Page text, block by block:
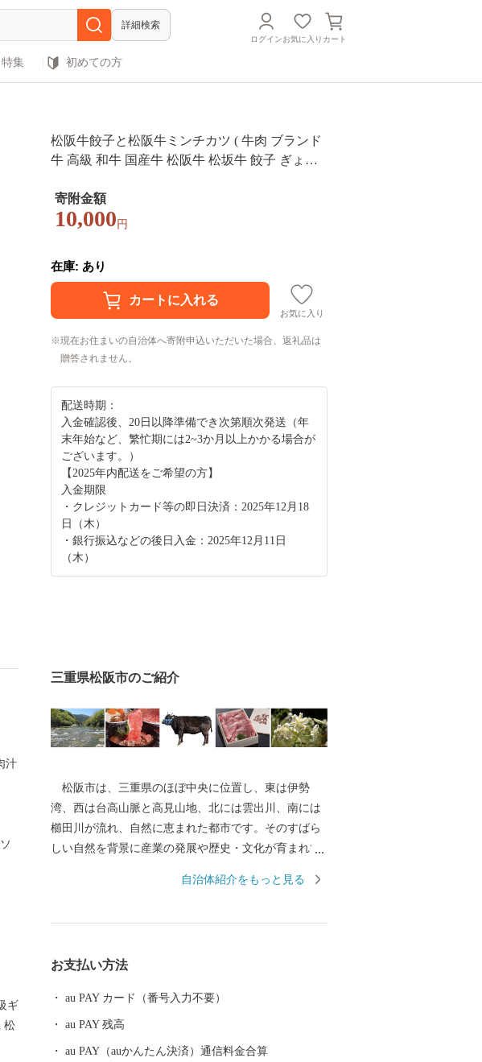
詳細検索
ログインお気に入り カート
特集 初めての方
松阪牛餃子と松阪牛ミンチカツ ( 牛肉 ブランド
牛 高級 和牛 国産牛 松阪牛 松坂牛 餃子 ぎょう
ツ メンチカツ 松阪牛ミンチカツ 冷凍 自宅用 贈
答 ギフト 松阪牛 三重県 松阪市 ) 【1-181】
寄附金額
10,000 円
在庫: あり
お気に入り
現在お住まいの自治体へ寄附申込いただいた場合、返礼品は
贈答されません。
配送時期：
入金確認後、20日以降準備でき次第順次発送（年
末年始など、繁忙期には2~3か月以上かかる場合が
ございます。）
【2025年内配送をご希望の方】
入金期限
・クレジットカード等の即日決済：2025年12月18
日（木）
・銀行振込などの後日入金：2025年12月11日
（木）
汁
ギ
松
三重県松阪市のご紹介
松阪市は、三重県のほぼ中央に位置し、東は伊勢
湾、西は台高山脈と高見山地、北には雲出川、南には
櫛田川が流れ、自然に恵まれた都市です。そのすばら
しい自然を背景に産業の発展や歴史・文化が育まれて
し）”をはじめとする誇り高き特産品や江戸時代の面影
生活ができる」「働く場がある」など、さまざまな観
った・・・みんな大好き松阪市」を実現するため頑張
っていきますので、「ふるさと納税」制度を通じて、
自治体紹介をもっと見る
お支払い方法
au PAY カード（番号入力不要）
au PAY 残高
au PAY（auかんたん決済）通信料金合算